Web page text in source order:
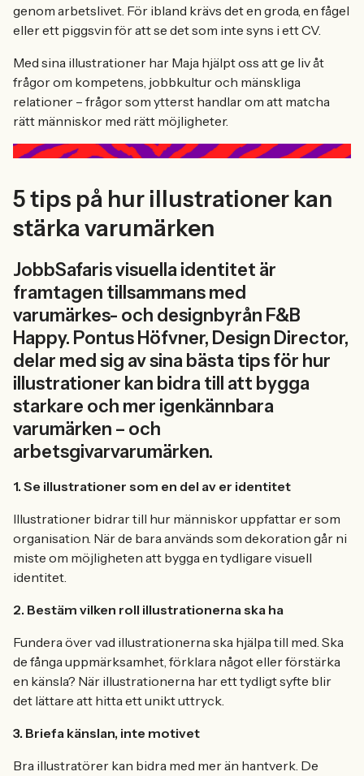
genom arbetslivet. För ibland krävs det en groda, en fågel
eller ett piggsvin för att se det som inte syns i ett CV.
Med sina illustrationer har Maja hjälpt oss att ge liv åt
frågor om kompetens, jobbkultur och mänskliga
relationer – frågor som ytterst handlar om att matcha
rätt människor med rätt möjligheter.
5 tips på hur illustrationer kan
stärka varumärken
JobbSafaris visuella identitet är
framtagen tillsammans med
varumärkes- och designbyrån F&B
Happy. Pontus Höfvner, Design Director,
delar med sig av sina bästa tips för hur
illustrationer kan bidra till att bygga
starkare och mer igenkännbara
varumärken – och
arbetsgivarvarumärken.
1. Se illustrationer som en del av er identitet
Illustrationer bidrar till hur människor uppfattar er som
organisation. När de bara används som dekoration går ni
miste om möjligheten att bygga en tydligare visuell
identitet.
2. Bestäm vilken roll illustrationerna ska ha
Fundera över vad illustrationerna ska hjälpa till med. Ska
de fånga uppmärksamhet, förklara något eller förstärka
en känsla? När illustrationerna har ett tydligt syfte blir
det lättare att hitta ett unikt uttryck.
3. Briefa känslan, inte motivet
Bra illustratörer kan bidra med mer än hantverk. De